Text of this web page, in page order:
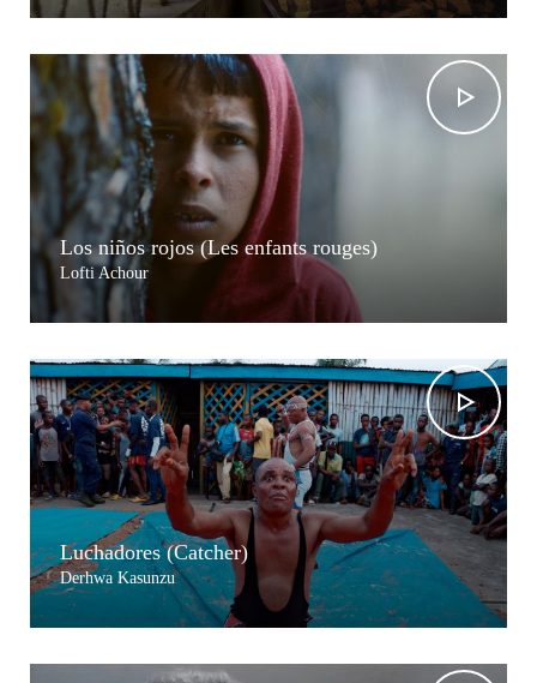
Los niños rojos (Les enfants rouges)
Lofti Achour
Luchadores (Catcher)
Derhwa Kasunzu